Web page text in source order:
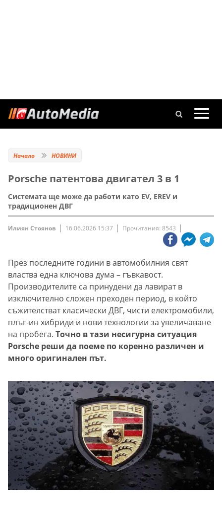
Начало НОВИНИ
Porsche патентова двигател 3 в 1
Системата ще може да работи като EV, EREV и
традиционен ДВГ
Илиян Стоянов 16.06.2026 15:37 Прочитания: 8543
През последните години в автомобилния свят
властва една ключова дума – гъвкавост.
Производителите са принудени да лавират в
изключително сложен преходен период, в който
съжителстват класически ДВГ, чисти електромобили,
плъг-ин хибриди и нови технологии за увеличаване
на пробега. Точно в тази несигурна ситуация
Porsche реши да поеме по коренно различен и
много оригинален път.